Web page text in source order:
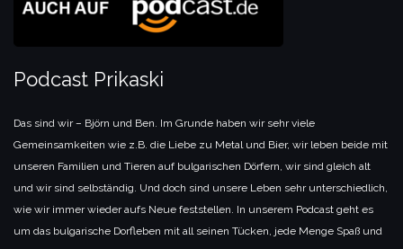
Podcast Prikaski
Das sind wir – Björn und Ben. Im Grunde haben wir sehr viele
Gemeinsamkeiten wie z.B. die Liebe zu Metal und Bier, wir leben beide mit
unseren Familien und Tieren auf bulgarischen Dörfern, wir sind gleich alt
und wir sind selbständig. Und doch sind unsere Leben sehr unterschiedlich,
wie wir immer wieder aufs Neue feststellen. In unserem Podcast geht es
um das bulgarische Dorfleben mit all seinen Tücken, jede Menge Spaß und